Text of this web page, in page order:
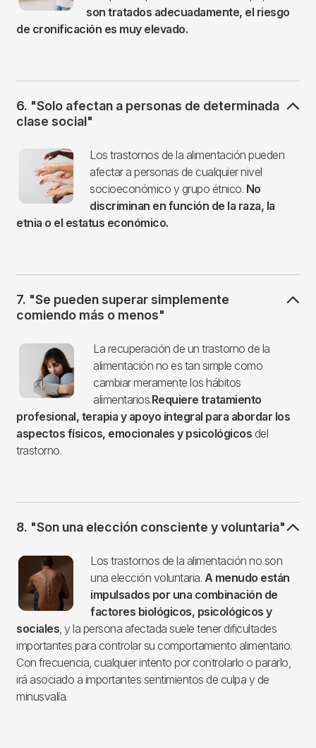
son tratados adecuadamente, el riesgo
de cronificación es muy elevado.
6. "Solo afectan a personas de determinada
clase social"
Imagen
Los trastornos de la alimentación pueden
afectar a personas de cualquier nivel
socioeconómico y grupo étnico. No
discriminan en función de la raza, la
etnia o el estatus económico.
7. "Se pueden superar simplemente
comiendo más o menos"
Imagen
La recuperación de un trastorno de la
alimentación no es tan simple como
cambiar meramente los hábitos
alimentarios.Requiere tratamiento
profesional, terapia y apoyo integral para abordar los
aspectos físicos, emocionales y psicológicos del
trastorno.
8. "Son una elección consciente y voluntaria"
Imagen
Los trastornos de la alimentación no son
una elección voluntaria. A menudo están
impulsados por una combinación de
factores biológicos, psicológicos y
sociales , y la persona afectada suele tener dificultades
importantes para controlar su comportamiento alimentario.
Con frecuencia, cualquier intento por controlarlo o pararlo,
irá asociado a importantes sentimientos de culpa y de
minusvalía.